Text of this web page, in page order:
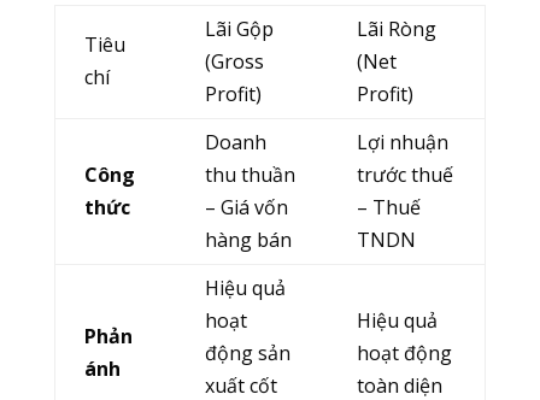
Tiêu
chí
Lãi Gộp
(Gross
Profit)
Lãi Ròng
(Net
Profit)
Công
thức
Doanh
thu thuần
– Giá vốn
hàng bán
Lợi nhuận
trước thuế
– Thuế
TNDN
Phản
ánh
Hiệu quả
hoạt
động sản
xuất cốt
Hiệu quả
hoạt động
toàn diện